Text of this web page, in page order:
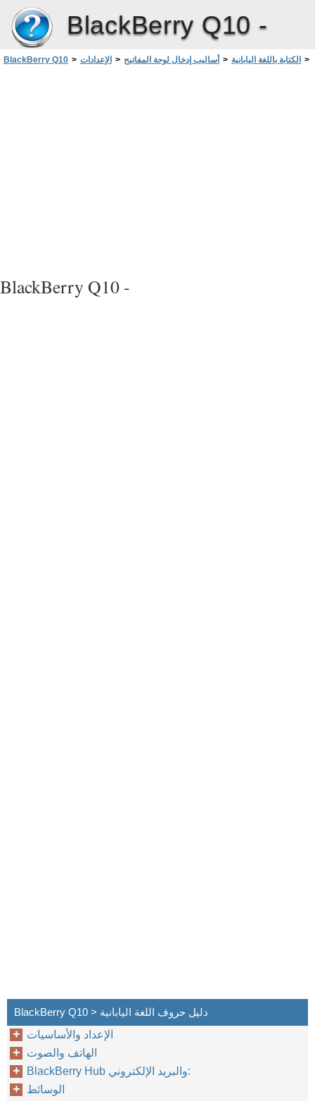
BlackBerry Q10 -
BlackBerry Q10 > الإعدادات > أساليب إدخال لوحة المفاتيح > الكتابة باللغة اليابانية >
BlackBerry Q10 -
BlackBerry Q10 > دليل حروف اللغة اليابانية
الإعداد والأساسيات
الهاتف والصوت
BlackBerry Hub والبريد الإلكتروني:
الوسائط